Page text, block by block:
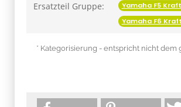
Ersatzteil Gruppe:
Yamaha F5
Yamaha F6
* Kategorisierung - entspricht nicht dem